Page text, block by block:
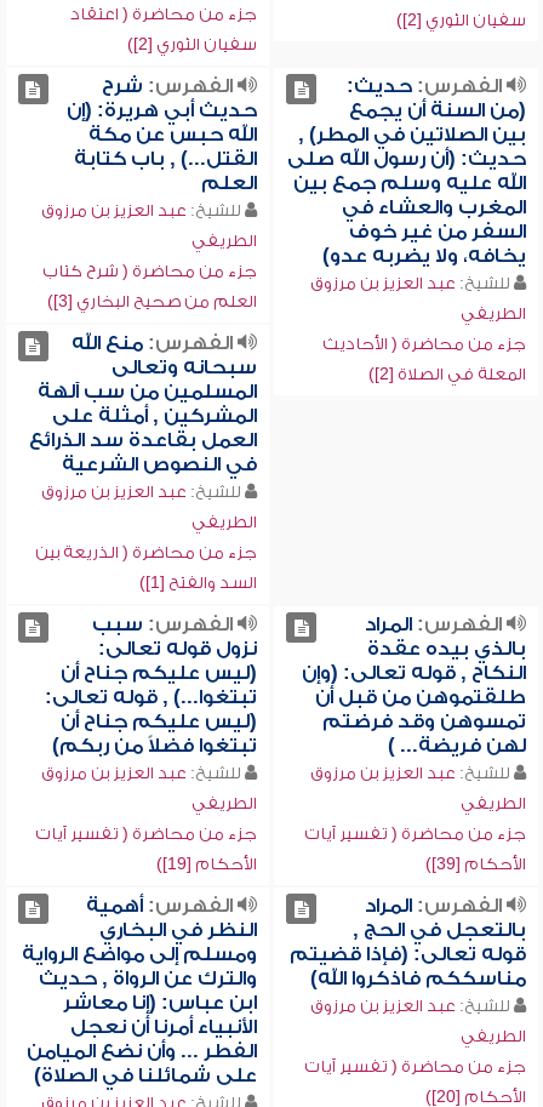
سفيان الثوري [2])
جزء من محاضرة ( اعتقاد
سفيان الثوري [2])
الفهرس:حديث:
(من السنة أن يجمع
بين الصلاتين في المطر) ,
حديث: (أن رسول الله صلى
الله عليه وسلم جمع بين
المغرب والعشاء في
السفر من غير خوف
يخافه، ولا يضربه عدو)
للشيخ: عبد العزيز بن مرزوق
الطريفي
جزء من محاضرة ( الأحاديث
المعلة في الصلاة [2])
الفهرس: شرح
حديث أبي هريرة: (إن
الله حبس عن مكة
القتل...) , باب كتابة
العلم
للشيخ: عبد العزيز بن مرزوق
الطريفي
جزء من محاضرة ( شرح كتاب
العلم من صحيح البخاري [3])
الفهرس:منع الله
سبحانه وتعالى
المسلمين من سب آلهة
المشركين , أمثلة على
العمل بقاعدة سد الذرائع
في النصوص الشرعية
للشيخ: عبد العزيز بن مرزوق
الطريفي
جزء من محاضرة ( الذريعة بين
السد والفتح [1])
الفهرس:المراد
بالذي بيده عقدة
النكاح , قوله تعالى: (وإن
طلقتموهن من قبل أن
تمسوهن وقد فرضتم
لهن فريضة... )
للشيخ: عبد العزيز بن مرزوق
الطريفي
جزء من محاضرة ( تفسير آيات
الأحكام [39])
الفهرس: سبب
نزول قوله تعالى:
(ليس عليكم جناح أن
تبتغوا...) , قوله تعالى:
(ليس عليكم جناح أن
تبتغوا فضلاً من ربكم)
للشيخ: عبد العزيز بن مرزوق
الطريفي
جزء من محاضرة ( تفسير آيات
الأحكام [19])
الفهرس:المراد
بالتعجل في الحج ,
قوله تعالى: (فإذا قضيتم
مناسككم فاذكروا الله)
للشيخ: عبد العزيز بن مرزوق
الطريفي
جزء من محاضرة ( تفسير آيات
الأحكام [20])
الفهرس:أهمية
النظر في البخاري
ومسلم إلى مواضع الرواية
والترك عن الرواة , حديث
ابن عباس: (إنا معاشر
الأنبياء أمرنا أن نعجل
الفطر ... وأن نضع الميامن
على شمائلنا في الصلاة)
للشيخ: عبد العزيز بن مرزوق